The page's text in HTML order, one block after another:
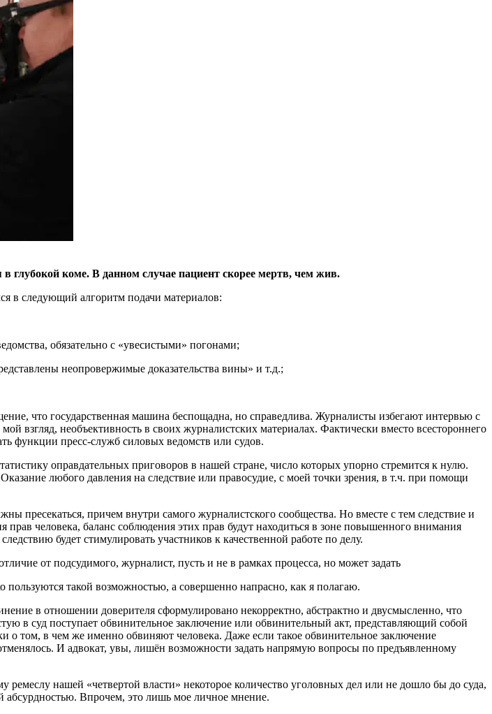
глубокой коме. В данном случае пациент скорее мертв, чем жив.
в следующий алгоритм подачи материалов:
обязательно с «увесистыми» погонами;
неопровержимые доказательства вины» и т.д.;
что государственная машина беспощадна, но справедлива. Журналисты избегают интервью с
необъективность в своих журналистских материалах. Фактически вместо всестороннего
функции пресс-служб силовых ведомств или судов.
оправдательных приговоров в нашей стране, число которых упорно стремится к нулю.
любого давления на следствие или правосудие, с моей точки зрения, в т.ч. при помощи
пресекаться, причем внутри самого журналистского сообщества. Но вместе с тем следствие и
человека, баланс соблюдения этих прав будут находиться в зоне повышенного внимания
будет стимулировать участников к качественной работе по делу.
от подсудимого, журналист, пусть и не в рамках процесса, но может задать
такой возможностью, а совершенно напрасно, как я полагаю.
в отношении доверителя сформулировано некорректно, абстрактно и двусмысленно, что
в суд поступает обвинительное заключение или обвинительный акт, представляющий собой
о том, в чем же именно обвиняют человека. Даже если такое обвинительное заключение
И адвокат, увы, лишён возможности задать напрямую вопросы по предъявленному
нашей «четвертой власти» некоторое количество уголовных дел или не дошло бы до суда,
Впрочем, это лишь мое личное мнение.